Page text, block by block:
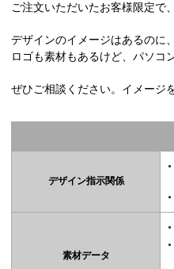
ご注文いただいたお客様限定
デザインのイメージはあるの
ロゴも素材もあるけど、パソ
ぜひご相談ください。イメージ
デザイン指示関係
素材データ